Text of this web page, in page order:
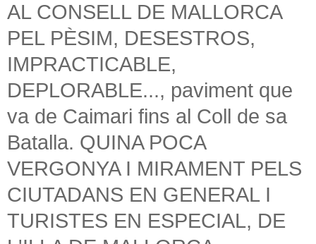
AL CONSELL DE MALLORCA
PEL PÈSIM, DESESTROS,
IMPRACTICABLE,
DEPLORABLE..., paviment que
va de Caimari fins al Coll de sa
Batalla. QUINA POCA
VERGONYA I MIRAMENT PELS
CIUTADANS EN GENERAL I
TURISTES EN ESPECIAL, DE